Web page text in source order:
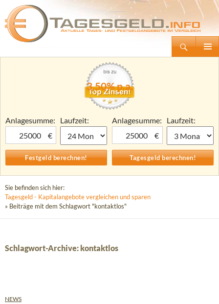
Tagesgeld.info – Tagesgeldkonten vergleichen und Tagesgeld-Zinsen berechnen
Zum
3,50% p.a.
Anlagesumme:
€
Laufzeit:
Anlagesumme:
€
Laufzeit:
Sie befinden sich hier:
Tagesgeld - Kapitalangebote vergleichen und sparen
» Beiträge mit dem Schlagwort "kontaktlos"
Schlagwort-Archive: kontaktlos
NEWS